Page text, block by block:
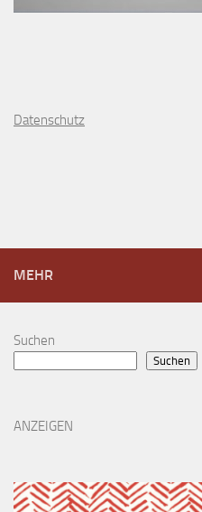
Datenschutz
MEHR
Suchen
Suchen
ANZEIGEN